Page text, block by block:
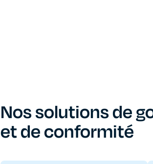
Nos solutions de
et de conformité